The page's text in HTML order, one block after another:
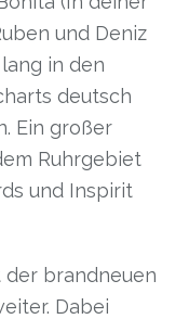
und Deniz
in den
deutsch
Ein großer
Ruhrgebiet
und Inspirit
der brandneuen
Dabei